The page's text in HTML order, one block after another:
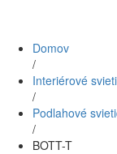
Domov
/
Interiérové
/
Podlahové
/
BOTT-T